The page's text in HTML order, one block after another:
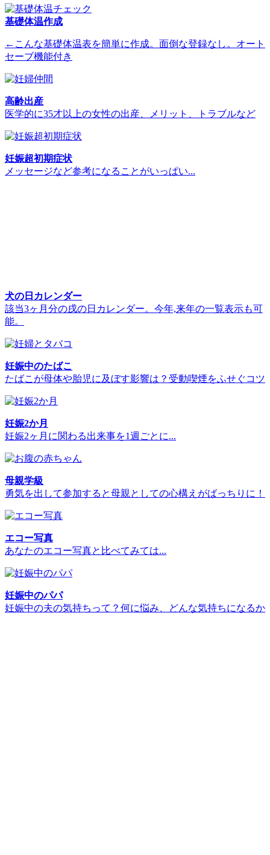
基礎体温作成
←こんな基礎体温表を簡単に作成。面倒な登録なし。オート
セーブ機能付き
高齢出産
医学的に35才以上の女性の出産、メリット、トラブルなど
妊娠超初期症状
メッセージなど参考になることがいっぱい...
犬の日カレンダー
該当3ヶ月分の戌の日カレンダー。今年,来年の一覧表示も可
能。
妊娠中のたばこ
たばこが母体や胎児に及ぼす影響は？受動喫煙をふせぐコツ
妊娠2か月
妊娠2ヶ月に関わる出来事を1週ごとに...
母親学級
勇気を出して参加すると母親としての心構えがばっちりに！
エコー写真
あなたのエコー写真と比べてみては...
妊娠中のパパ
妊娠中の夫の気持ちって？何に悩み、どんな気持ちになるか